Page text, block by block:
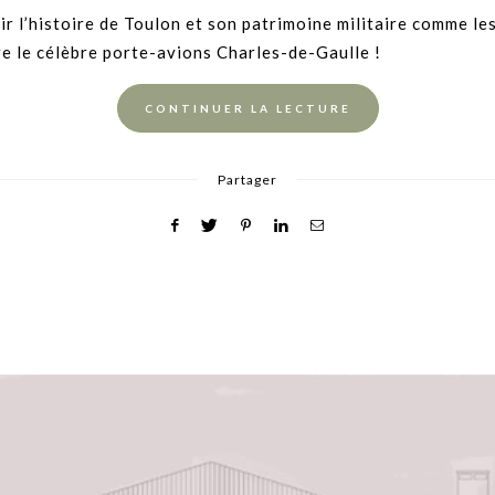
l’histoire de Toulon et son patrimoine militaire comme
le célèbre porte-avions Charles-de-Gaulle !
CONTINUER LA LECTURE
Partager